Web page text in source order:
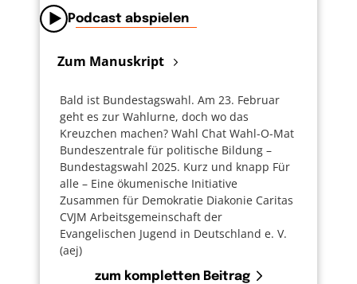
Podcast abspielen
Zum Manuskript
Bald ist Bundestagswahl. Am 23. Februar
geht es zur Wahlurne, doch wo das
Kreuzchen machen? Wahl Chat Wahl-O-Mat
Bundeszentrale für politische Bildung –
Bundestagswahl 2025. Kurz und knapp Für
alle – Eine ökumenische Initiative
Zusammen für Demokratie Diakonie Caritas
CVJM Arbeitsgemeinschaft der
Evangelischen Jugend in Deutschland e. V.
(aej)
zum kompletten Beitrag